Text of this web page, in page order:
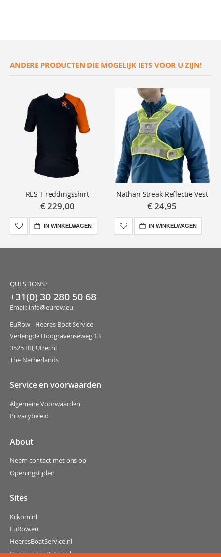
ANDERE PRODUCTEN DIE MOGELIJK IETS VOOR U ZIJN!
RES-T reddingsshirt
€ 229,00
IN WINKELWAGEN
Nathan Streak Reflectie Vest
€ 24,95
IN WINKELWAGEN
QUESTIONS?
+31(0) 30 280 50 68
Email: info@eurow.eu
EuRow - Heeres Boat Service
Verlengde Hoogravenseweg 13
3525 BB, Utrecht
The Netherlands
Service en voorwaarden
Algemene Voorwaarden
Privacybeleid
About
Neem contact met ons op
Openingstijden
Sites
Kijkom.nl
EuRow.eu
HeeresBoatService.nl
BaumgartenBoten.nl